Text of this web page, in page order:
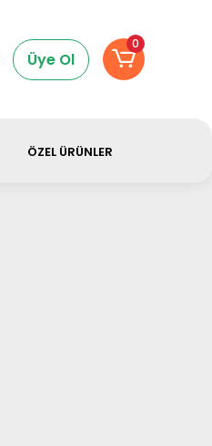
Üye Ol
0
ÖZEL ÜRÜNLER